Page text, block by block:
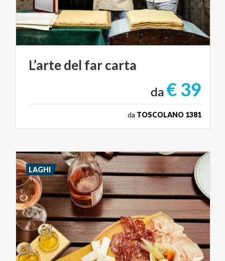
L’artedel farcarta
da € 39
da TOSCOLANO 1381
LAGHI